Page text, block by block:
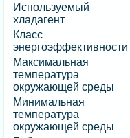
Используемый
хладагент
Класс
энергоэффективности
Максимальная
температура
окружающей среды
Минимальная
температура
окружающей среды